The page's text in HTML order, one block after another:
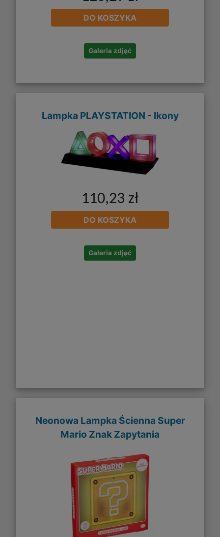
DO KOSZYKA
Galeria zdjęć
Lampka PLAYSTATION - Ikony
110,23 zł
DO KOSZYKA
Galeria zdjęć
Neonowa Lampka Ścienna Super
Mario Znak Zapytania